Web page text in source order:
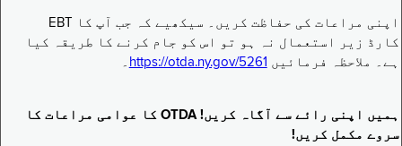
اپنی مراعات کی حفاظت کریں۔ سیکھیے کہ جب آپ کا EBT
کارڈ زیر استعمال نہ ہو تو اس کو جام کرنے کا طریقہ کیا
ہے۔ ملاحظہ فرمائیں https://otda.ny.gov/5261 ۔
ہمیں اپنی رائے سے آگاہ کریں! OTDA کا عوامی مراعات کا
سروے مکمل کریں!